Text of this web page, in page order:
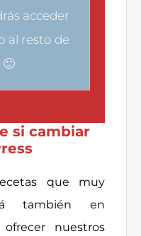
acceder
al resto de
si cambiar
que muy
también en
nuestros